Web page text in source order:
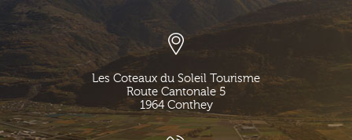
Les Coteaux du Soleil Tourisme
Route Cantonale 5
1964 Conthey